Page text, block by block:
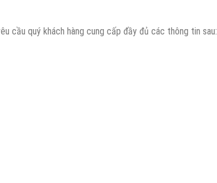
cầu quý khách hàng cung cấp đầy đủ các thông tin sau: